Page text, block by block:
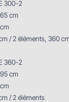
300-2
cm
/ 2 éléments, 360
360-2
cm
/ 2 éléments